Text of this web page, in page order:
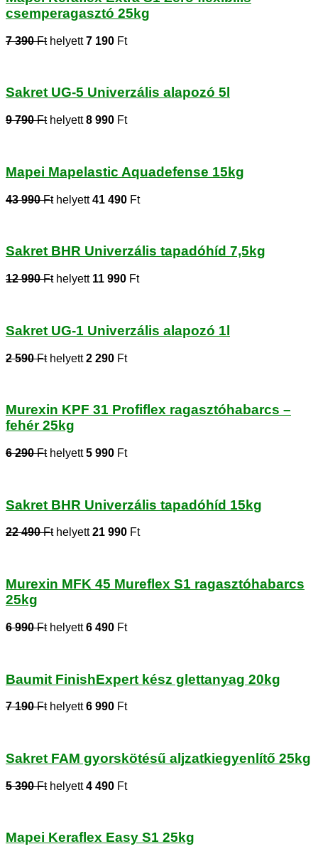
csemperagasztó 25kg
7 390 Fthelyett7 190 Ft
Sakret UG-5 Univerzális alapozó 5l
9 790 Fthelyett8 990 Ft
Mapei Mapelastic Aquadefense 15kg
43 990 Fthelyett41 490 Ft
Sakret BHR Univerzális tapadóhíd 7,5kg
12 990 Fthelyett 11 990 Ft
Sakret UG-1 Univerzális alapozó 1l
2 590 Fthelyett2 290 Ft
Murexin KPF 31 Profiflex ragasztóhabarcs –
fehér 25kg
6 290 Fthelyett5 990 Ft
Sakret BHR Univerzális tapadóhíd 15kg
22 490 Fthelyett21 990 Ft
Murexin MFK 45 Mureflex S1 ragasztóhabarcs
25kg
6 990 Fthelyett6 490 Ft
Baumit FinishExpert kész glettanyag 20kg
7 190 Fthelyett6 990 Ft
Sakret FAM gyorskötésű aljzatkiegyenlítő 25kg
5 390 Fthelyett4 490 Ft
Mapei Keraflex Easy S1 25kg